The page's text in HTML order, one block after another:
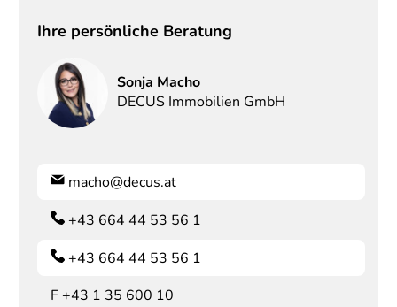
Ihre persönliche Beratung
Sonja Macho
DECUS Immobilien GmbH
macho@decus.at
+43 664 44 53 56 1
+43 664 44 53 56 1
F+43 1 35 600 10